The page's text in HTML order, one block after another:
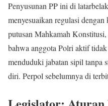
Penyusunan PP ini di
menyesuaikan regulasi
putusan Mahkamah
bahwa anggota Polri aktif
menduduki jabatan sipil tanpa
diri. Perpol sebelumnya di